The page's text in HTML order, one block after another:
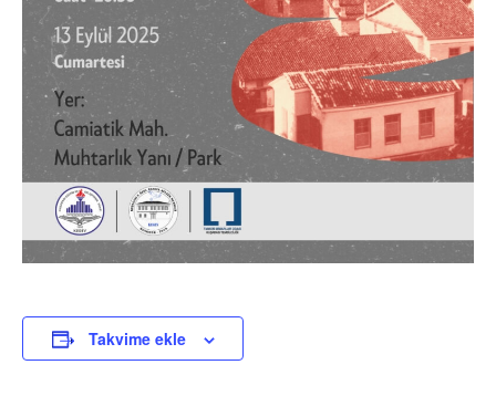
Takvime ekle